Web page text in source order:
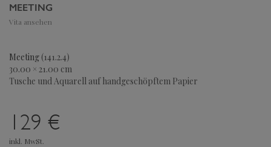
MEETING
Vita ansehen
Meeting (141.2.4)
30.00 × 21.00 cm
Tusche und Aquarell auf handgeschöpftem Papier
129 €
inkl. MwSt.